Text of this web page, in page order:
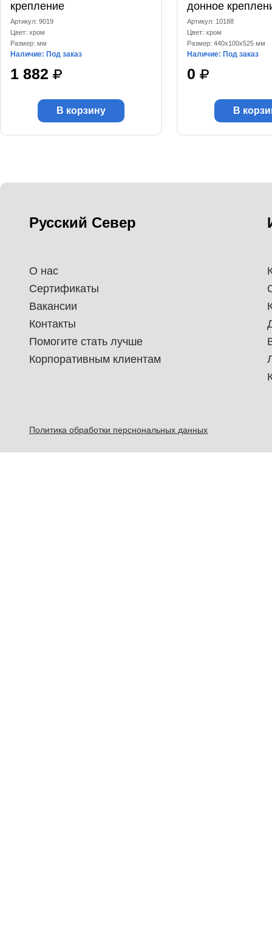
крепление
Артикул: 9019
Цвет: хром
Размер: мм
Наличие: Под заказ
1 882
В корзину
донное
Артикул: 10188
Цвет: хром
Размер: 440x100x525 мм
Наличие: Под заказ
0
В
Русский Север
О нас
Сертификаты
Вакансии
Контакты
Помогите стать лучше
Корпоративным клиентам
Политика обработки перснональных данных